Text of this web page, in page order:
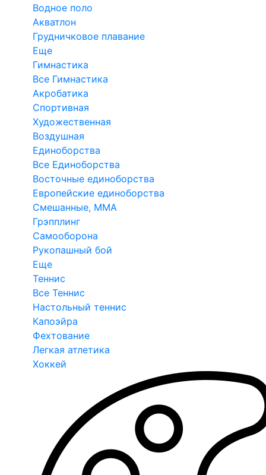
Водное поло
Акватлон
Грудничковое плавание
Еще
Гимнастика
Все Гимнастика
Акробатика
Спортивная
Художественная
Воздушная
Единоборства
Все Единоборства
Восточные единоборства
Европейские единоборства
Смешанные, ММА
Грэпплинг
Самооборона
Рукопашный бой
Еще
Теннис
Все Теннис
Настольный теннис
Капоэйра
Фехтование
Легкая атлетика
Хоккей